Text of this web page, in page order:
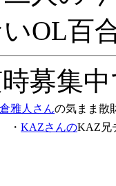
OL百
募集
雅人さんの気まま散
・ KAZさんのKAZ兄